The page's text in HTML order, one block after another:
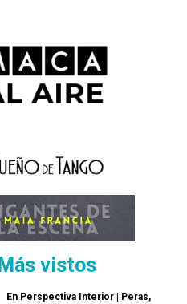
Más vistos
En Perspectiva Interior | Peras,